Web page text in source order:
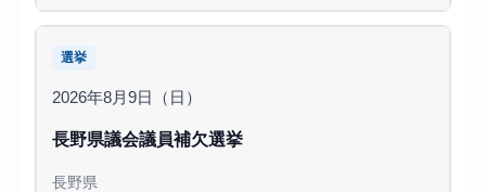
選挙
2026年8月9日（日）
長野県議会議員補欠選挙
長野県